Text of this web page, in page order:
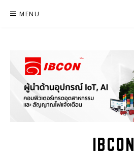
MENU
IBCON